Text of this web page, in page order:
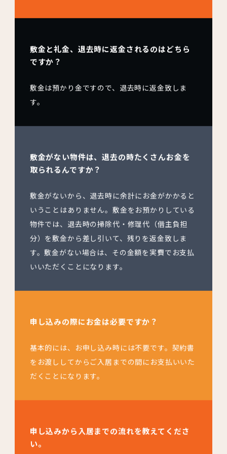
敷金と礼金、退去時に返金されるのはどちら
ですか？
敷金は預かり金ですので、退去時に返金致しま
す。
敷金がない物件は、退去の時たくさんお金を
取られるんですか？
敷金がないから、退去時に余計にお金がかかると
いうことはありません。敷金をお預かりしている
物件では、退去時の掃除代・修理代（借主負担
分）を敷金から差し引いて、残りを返金致しま
す。敷金がない場合は、その金額を実費でお支払
いいただくことになります。
申し込みの際にお金は必要ですか？
基本的には、お申し込み時には不要です。契約書
をお渡ししてからご入居までの間にお支払いいた
だくことになります。
申し込みから入居までの流れを教えてくださ
い。